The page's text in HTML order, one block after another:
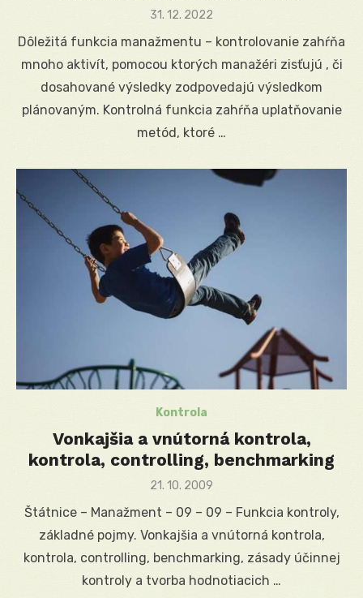
Posted
31. 12. 2022
Dôležitá funkcia manažmentu – kontrolovanie zahŕňa
mnoho aktivít, pomocou ktorých manažéri zisťujú , či
dosahované výsledky zodpovedajú výsledkom
plánovaným. Kontrolná funkcia zahŕňa uplatňovanie
metód, ktoré …
Kontrola
Vonkajšia a vnútorná kontrola,
kontrola, controlling, benchmarking
Posted
21. 10. 2009
Štátnice – Manažment – 09 – 09 – Funkcia kontroly,
základné pojmy. Vonkajšia a vnútorná kontrola,
kontrola, controlling, benchmarking, zásady účinnej
kontroly a tvorba hodnotiacich …